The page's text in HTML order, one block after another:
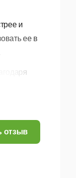
и
ее в
числе
отзыв